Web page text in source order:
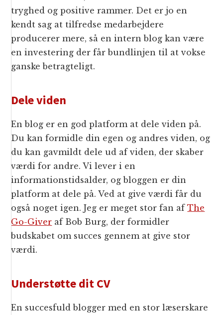
tryghed og positive rammer. Det er jo en
kendt sag at tilfredse medarbejdere
producerer mere, så en intern blog kan være
en investering der får bundlinjen til at vokse
ganske betragteligt.
Dele viden
En blog er en god platform at dele viden på.
Du kan formidle din egen og andres viden, og
du kan gavmildt dele ud af viden, der skaber
værdi for andre. Vi lever i en
informationstidsalder, og bloggen er din
platform at dele på. Ved at give værdi får du
også noget igen. Jeg er meget stor fan afThe
Go-Giver af Bob Burg, der formidler
budskabet om succes gennem at give stor
værdi.
Understøtte dit CV
En succesfuld blogger med en stor læserskare